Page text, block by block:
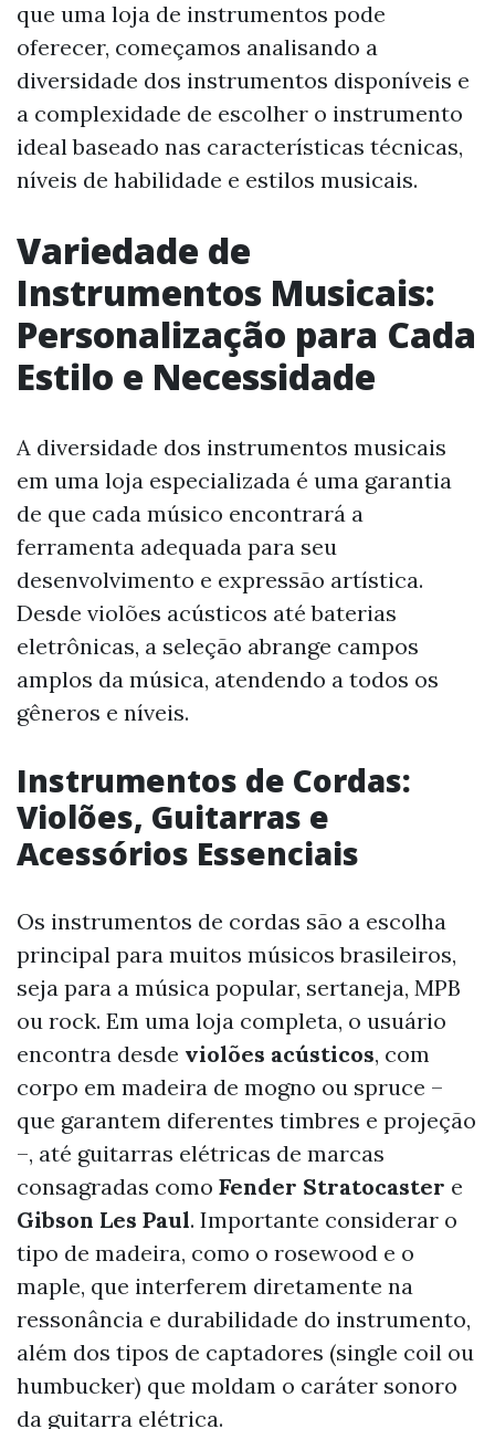
que uma loja de instrumentos pode
oferecer, começamos analisando a
diversidade dos instrumentos disponíveis e
a complexidade de escolher o instrumento
ideal baseado nas características técnicas,
níveis de habilidade e estilos musicais.
Variedade de
Instrumentos Musicais:
Personalização para Cada
Estilo e Necessidade
A diversidade dos instrumentos musicais
em uma loja especializada é uma garantia
de que cada músico encontrará a
ferramenta adequada para seu
desenvolvimento e expressão artística.
Desde violões acústicos até baterias
eletrônicas, a seleção abrange campos
amplos da música, atendendo a todos os
gêneros e níveis.
Instrumentos de Cordas:
Violões, Guitarras e
Acessórios Essenciais
Os instrumentos de cordas são a escolha
principal para muitos músicos brasileiros,
seja para a música popular, sertaneja, MPB
ou rock. Em uma loja completa, o usuário
encontra desde violões acústicos, com
corpo em madeira de mogno ou spruce –
que garantem diferentes timbres e projeção
–, até guitarras elétricas de marcas
consagradas como Fender Stratocaster e
Gibson Les Paul. Importante considerar o
tipo de madeira, como o rosewood e o
maple, que interferem diretamente na
ressonância e durabilidade do instrumento,
além dos tipos de captadores (single coil ou
humbucker) que moldam o caráter sonoro
da guitarra elétrica.